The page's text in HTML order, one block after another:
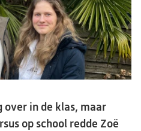
over in de klas, maar
op school redde Zoë